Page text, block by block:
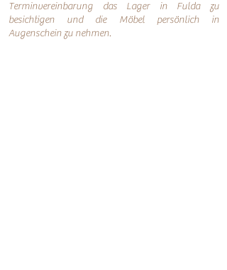
Terminvereinbarung das Lager in Fulda zu
besichtigen und die Möbel persönlich in
Augenschein zu nehmen.